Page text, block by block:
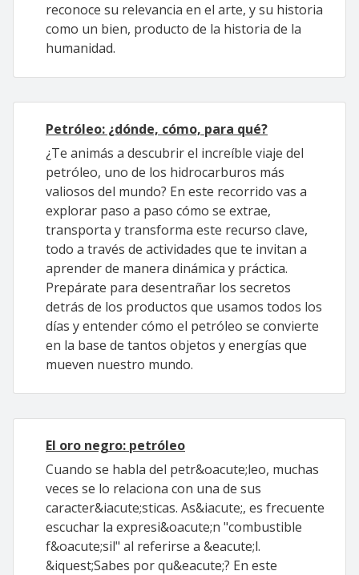
reconoce su relevancia en el arte, y su historia
como un bien, producto de la historia de la
humanidad.
Petróleo: ¿dónde, cómo, para qué?
¿Te animás a descubrir el increíble viaje del
petróleo, uno de los hidrocarburos más
valiosos del mundo? En este recorrido vas a
explorar paso a paso cómo se extrae,
transporta y transforma este recurso clave,
todo a través de actividades que te invitan a
aprender de manera dinámica y práctica.
Prepárate para desentrañar los secretos
detrás de los productos que usamos todos los
días y entender cómo el petróleo se convierte
en la base de tantos objetos y energías que
mueven nuestro mundo.
El oro negro: petróleo
Cuando se habla del petr&oacute;leo, muchas
veces se lo relaciona con una de sus
caracter&iacute;sticas. As&iacute;, es frecuente
escuchar la expresi&oacute;n "combustible
f&oacute;sil" al referirse a &eacute;l.
&iquest;Sabes por qu&eacute;? En este